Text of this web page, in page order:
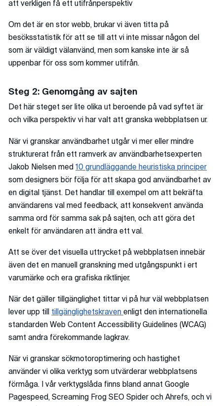
att verkligen få ett utifrånperspektiv
Om det är en stor webb, brukar vi även titta på
besöksstatistik för att se till att vi inte missar någon del
som är väldigt välanvänd, men som kanske inte är så
uppenbar för oss som kommer utifrån.
Steg 2: Genomgång av sajten
Det här steget ser lite olika ut beroende på vad syftet är
och vilka perspektiv vi har valt att granska webbplatsen ur.
När vi granskar användbarhet utgår vi mer eller mindre
strukturerat från ett ramverk av användbarhetsexperten
Jakob Nielsen med10 grundläggande heuristiska principer
som designers bör följa för att skapa god användbarhet av
en digital tjänst. Det handlar till exempel om att bekräfta
användarens val med feedback, att konsekvent använda
samma ord för samma sak på sajten, och att göra det
enkelt för användaren att ändra ett val.
Att se över det visuella uttrycket på webbplatsen innebär
även det en manuell granskning med utgångspunkt i ert
varumärke och era grafiska riktlinjer.
När det gäller tillgänglighet tittar vi på hur väl webbplatsen
lever upp till tillgänglighetskravenenligt den internationella
standarden Web Content Accessibility Guidelines (WCAG)
samt andra förekommande lagkrav.
När vi granskar sökmotoroptimering och hastighet
använder vi olika verktyg som utvärderar webbplatsens
förmåga. I vår verktygslåda finns bland annat Google
Pagespeed, Screaming Frog SEO Spider och Ahrefs, och vi